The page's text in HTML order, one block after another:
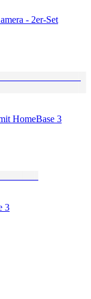
- 2er-Set
HomeBase 3
3